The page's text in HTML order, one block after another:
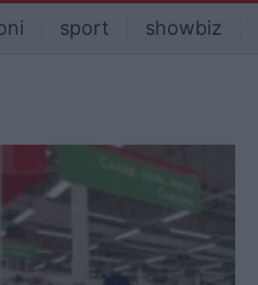
sport showbiz